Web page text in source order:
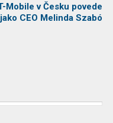
Mobile v Česku povede
jako CEO Melinda Szabó